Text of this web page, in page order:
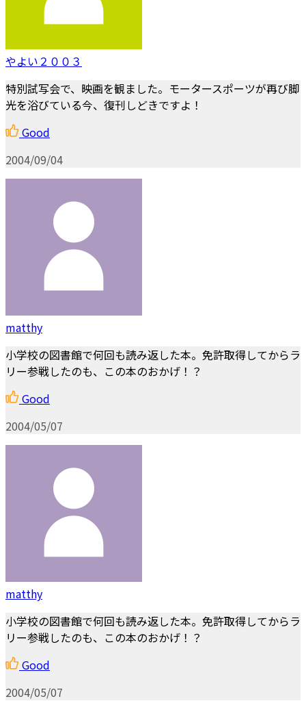
やよい２００３
特別試写会で、映画を観ました。モータースポーツが再び脚
光を浴びている今、復刊しどきですよ！
Good
2004/09/04
matthy
小学校の図書館で何回も読み返した本。免許取得してからラ
リー参戦したのも、この本のおかげ！？
Good
2004/05/07
matthy
小学校の図書館で何回も読み返した本。免許取得してからラ
リー参戦したのも、この本のおかげ！？
Good
2004/05/07